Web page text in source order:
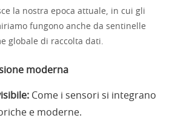
la nostra epoca attuale, in cui gli
fungono anche da sentinelle
globale di raccolta dati.
moderna
Come i sensori si integrano
e moderne.